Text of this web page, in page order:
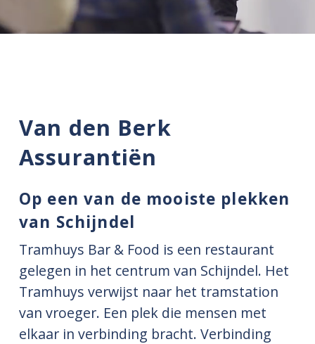
Van den Berk
Assurantiën
Op een van de mooiste plekken
van Schijndel
Tramhuys Bar & Food is een restaurant
gelegen in het centrum van Schijndel. Het
Tramhuys verwijst naar het tramstation
van vroeger. Een plek die mensen met
elkaar in verbinding bracht. Verbinding